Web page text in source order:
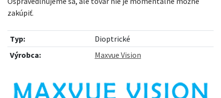
zakúpiť.
Typ:
Dioptrické
Výrobca:
Maxvue Vision